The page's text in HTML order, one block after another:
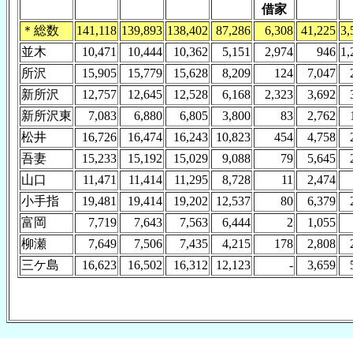
借家
＊総数 141,118 139,893 138,402 87,286 6,308 41,225
並木
10,471 10,444 10,362 5,151 2,974 946
所沢
15,905 15,779 15,628 8,209 124 7,047
新所沢
12,757 12,645 12,528 6,168 2,323 3,692
新所沢東
7,083 6,880 6,805 3,800 83 2,762
松井
16,726 16,474 16,243 10,823 454 4,758
吾妻
15,233 15,192 15,029 9,088 79 5,645
山口
11,471 11,414 11,295 8,728 11
2,474
小手指
19,481 19,414 19,202 12,537 80 6,379
富岡
7,719 7,643 7,563 6,444 2
1,055
柳瀬
7,649 7,506 7,435 4,215 178 2,808
三ケ島
16,623 16,502 16,312 12,123 - 3,659